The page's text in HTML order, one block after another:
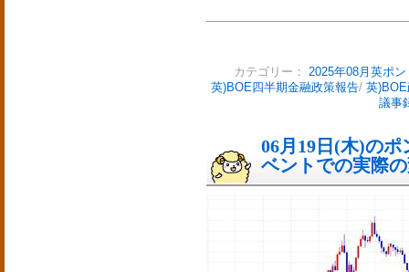
カテゴリー： 2025年08月英ポン
英)BOE四半期金融政策報告/ 英
議事
06月19日(木)の
ベントでの実際